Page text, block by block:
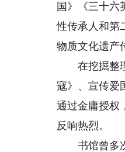
国》《三十六
性传承人和第
物质文化遗产
在挖掘整理
寇》、宣传爱
通过金庸授权
反响热烈。
书馆曾多次